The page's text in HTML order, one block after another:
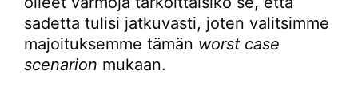
sadetta tulisi jatkuvasti, joten valitsimme
majoituksemme tämän worst case
scenarion mukaan.